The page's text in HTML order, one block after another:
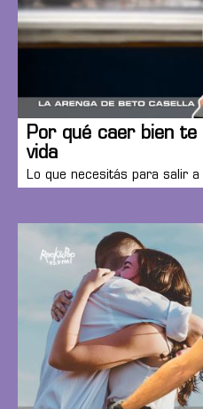
Por qué caer bien
vida
Lo que necesitás para salir a